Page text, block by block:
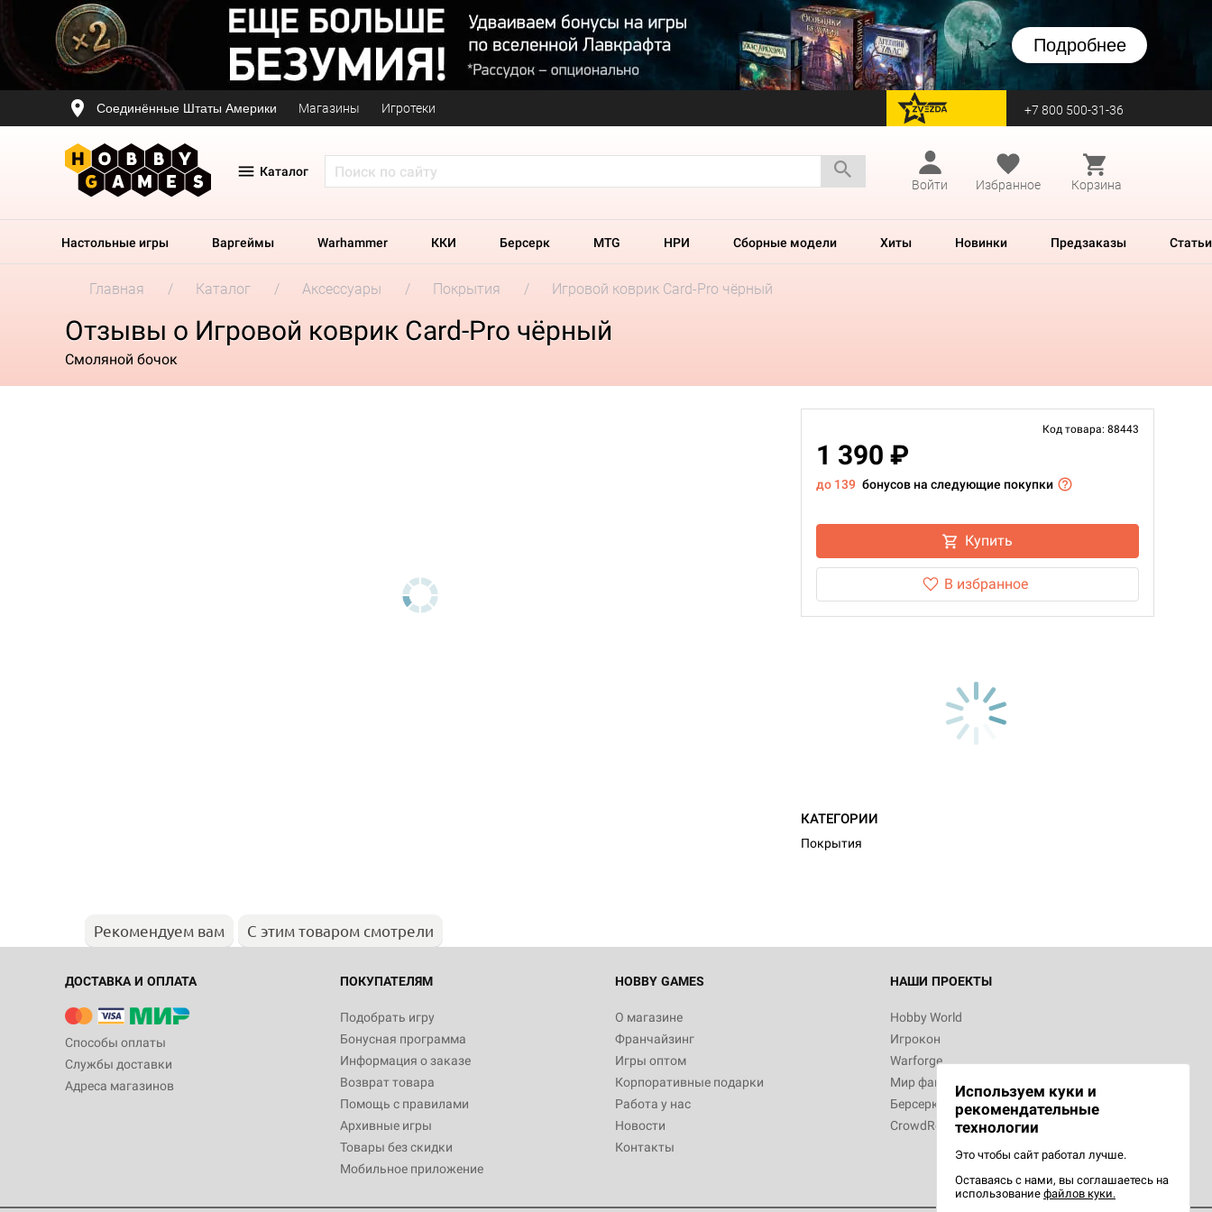
Подробнее
Соединённые Штаты Америки Магазины Игротеки перейти на Zvezda +7 800 500-31-36
Каталог
Войти
Избранное Корзина
Настольные игры Варгеймы Warhammer ККИ Берсерк MTG НРИ Сборные модели Хиты Новинки Предзаказы Статьи
Главная Каталог Аксессуары Покрытия Игровой коврик Card-Pro чёрный
Отзывы о Игровой коврик Card-Pro чёрный
Смоляной бочок
Код товара: 88443
1 390 ₽
до 139 бонусов на следующие покупки
Купить
В избранное
КАТЕГОРИИ
Покрытия
Рекомендуем вам С этим товаром смотрели
ДОСТАВКА И ОПЛАТА
Способы оплаты
Службы доставки
Адреса магазинов
ПОКУПАТЕЛЯМ
Подобрать игру
Бонусная программа
Информация о заказе
Возврат товара
Помощь с правилами
Архивные игры
Товары без скидки
Мобильное приложение
HOBBY GAMES
О магазине
Франчайзинг
Игры оптом
Корпоративные подарки
Работа у нас
Новости
Контакты
НАШИ ПРОЕКТЫ
Hobby World
Игрокон
Warforge
Мир фантастики
Берсерк
CrowdRepublic
Используем куки и
рекомендательные
технологии
Это чтобы сайт работал лучше.
Оставаясь с нами, вы соглашаетесь на
использование файлов куки.